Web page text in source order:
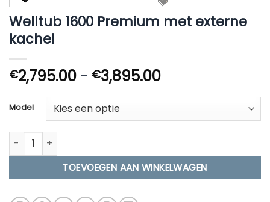
Welltub 1600 Premium met externe
kachel
€2,795.00 - €3,895.00Prijsklasse:
tot
€3,895.00
Model
Welltub 1600 Premium met externe kachel aantal
TOEVOEGEN AAN WINKELWAGEN